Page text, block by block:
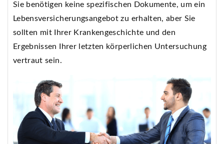
Sie benötigen keine spezifischen Dokumente, um ein
Lebensversicherungsangebot zu erhalten, aber Sie
sollten mit Ihrer Krankengeschichte und den
Ergebnissen Ihrer letzten körperlichen Untersuchung
vertraut sein.